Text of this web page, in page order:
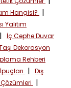
Hangisi? |
Yalıtım
|
İç Cephe Duvar
Dekorasyon
Rehberi
| Dış
|